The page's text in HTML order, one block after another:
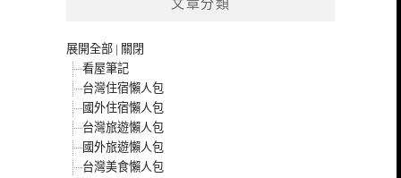
文章分類
展開全部 | 關閉
看屋筆記
台灣住宿懶人包
國外住宿懶人包
台灣旅遊懶人包
國外旅遊懶人包
台灣美食懶人包